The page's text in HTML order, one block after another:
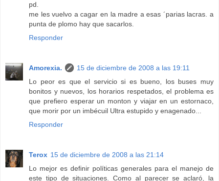
pd.
me les vuelvo a cagar en la madre a esas ´parias lacras. a
punta de plomo hay que sacarlos.
Responder
Amorexia.
15 de diciembre de 2008 a las 19:11
Lo peor es que el servicio si es bueno, los buses muy
bonitos y nuevos, los horarios respetados, el problema es
que prefiero esperar un monton y viajar en un estornaco,
que morir por un imbécuil Ultra estupido y enagenado...
Responder
Terox 15 de diciembre de 2008 a las 21:14
Lo mejor es definir políticas generales para el manejo de
este tipo de situaciones. Como al parecer se aclaró, la